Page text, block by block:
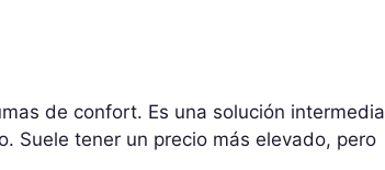
de confort. Es una solución intermedia
Suele tener un precio más elevado, pero